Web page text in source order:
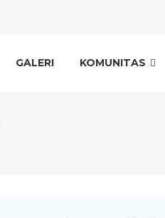
GALERI KOMUNITAS